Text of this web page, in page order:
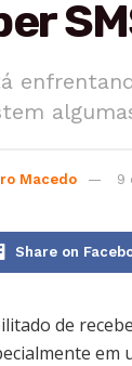
Macedo 9
Share on
de
em